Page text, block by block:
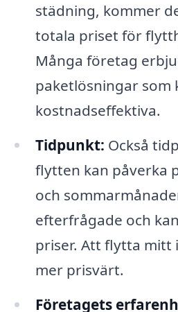
städning, kommer
totala priset för
Många företag
paketlösningar som
kostnadseffektiva.
Tidpunkt: Också
flytten kan påverka
och
efterfrågade och
priser. Att flytta mitt
mer prisvärt.
Företagets